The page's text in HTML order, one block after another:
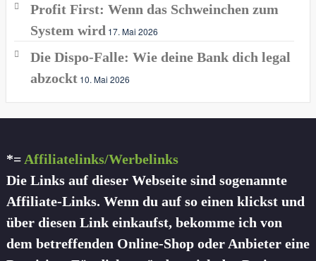
Profit First: Wenn das Schweinchen zum
System wird 17. Mai 2026
Die Dispo-Falle: Wie deine Bank dich legal
abzockt 10. Mai 2026
*= Affiliatelinks/Werbelinks
Die Links auf dieser Webseite sind sogenannte
Affiliate-Links. Wenn du auf so einen klickst und
über diesen Link einkaufst, bekomme ich von
dem betreffenden Online-Shop oder Anbieter eine